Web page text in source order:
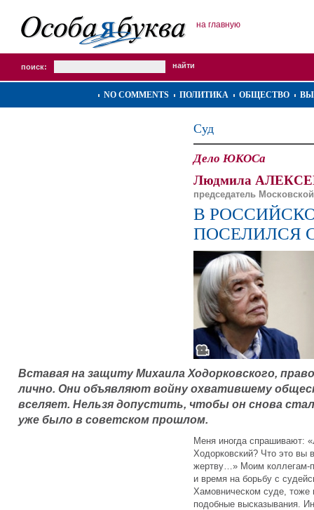
на главную
поиск:
NO COMMENTS ПОЛИТИКА ОБЩЕСТВО
Суд
Дело ЮКОСа
Людмила
председатель
В
ПОСЕЛИЛСЯ
Вставая на защиту Михаила Ходорковского,
лично. Они объявляют войну охватившему
вселяет. Нельзя допустить, чтобы он снова
уже было в советском прошлом.
Меня иногда спрашивают:
Ходорковский? Что это вы
жертву…» Моим коллегам-
и время на борьбу с
Хамовническом суде, тоже
подобные высказывания.